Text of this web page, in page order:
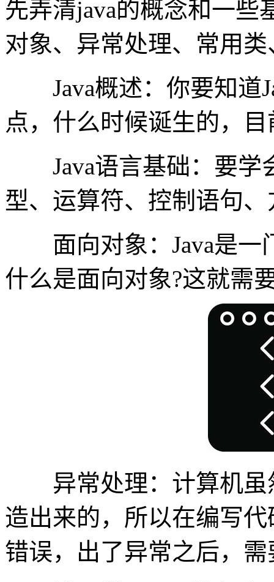
先弄清java的概念和一些
对象、异常处理、常用
Java概述：你要知道
点，什么时候诞生的，
Java语言基础：要学
型、运算符、控制语句
面向对象：Java是一
什么是面向对象?这就需
异常处理：计算机虽
造出来的，所以在编写
错误，出了异常之后，